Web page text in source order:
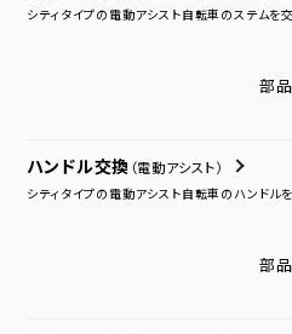
シティタイプの電動アシスト自転車のステムを
部
ハンドル交換 （電動アシスト）
シティタイプの電動アシスト自転車のハンドル
部